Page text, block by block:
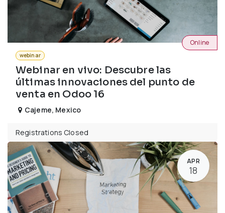
webinar
Webinar en vivo: Descubre las
últimas innovaciones del punto de
venta en Odoo 16
Online
Cajeme, Mexico
Registrations Closed
APR
18